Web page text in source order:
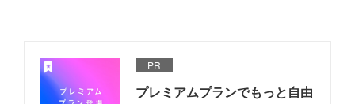
PR
プレミアムプランでもっと自由